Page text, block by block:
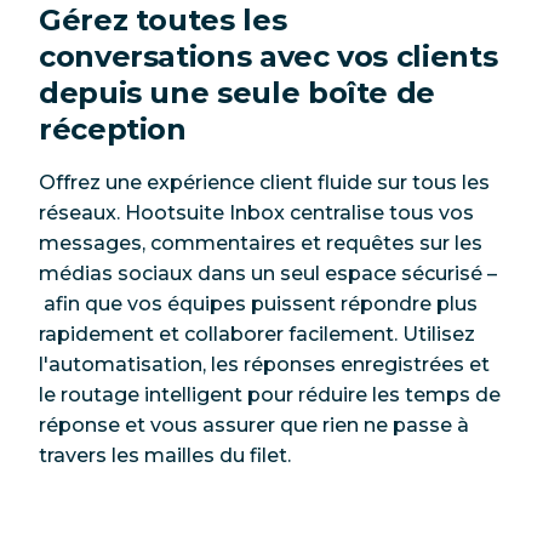
Gérez toutes les
conversations avec vos clients
depuis une seule boîte de
réception
Offrez une expérience client fluide sur tous les
réseaux. Hootsuite Inbox centralise tous vos
messages, commentaires et requêtes sur les
médias sociaux dans un seul espace sécurisé –
afin que vos équipes puissent répondre plus
rapidement et collaborer facilement. Utilisez
l'automatisation, les réponses enregistrées et
le routage intelligent pour réduire les temps de
réponse et vous assurer que rien ne passe à
travers les mailles du filet.